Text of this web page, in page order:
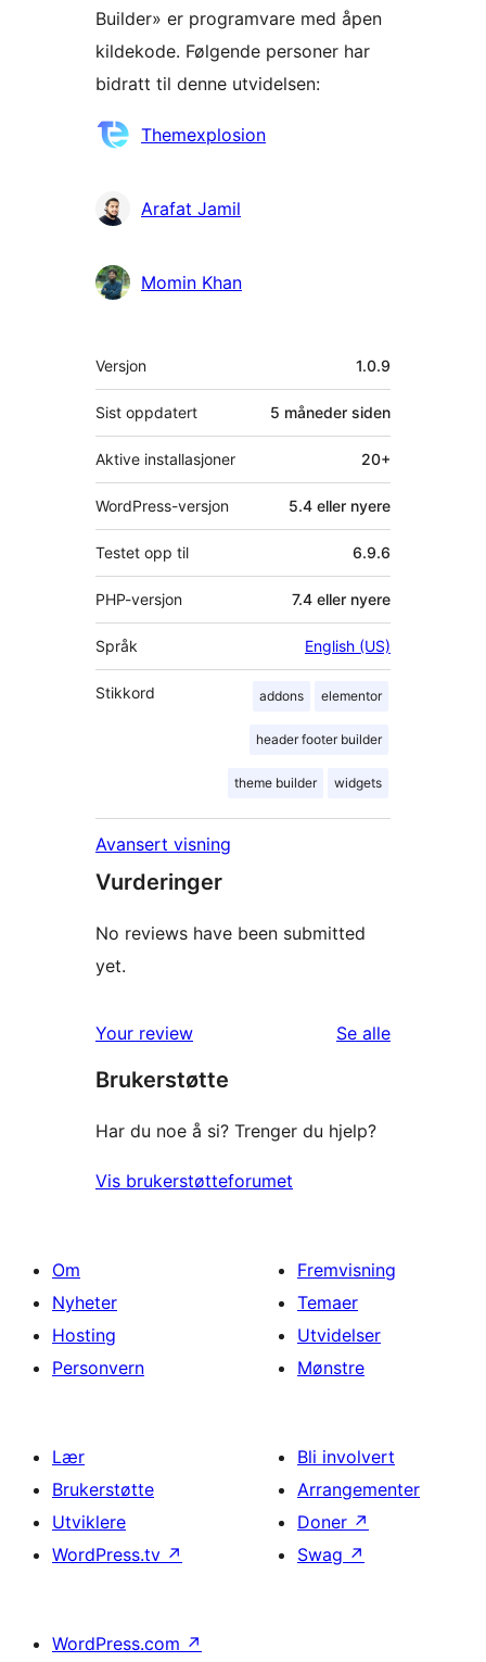
Builder» er programvare med åpen
kildekode. Følgende personer har
bidratt til denne utvidelsen:
Bidragsytere
Themexplosion
Arafat Jamil
Momin Khan
Meta
Versjon 1.0.9
Sist oppdatert 5 måneder siden
Aktive installasjoner 20+
WordPress-versjon 5.4 eller nyere
Testet opp til 6.9.6
PHP-versjon 7.4 eller nyere
Språk English (US)
Stikkord addons elementor
header footer builder
theme builder widgets
Avansert visning
Vurderinger
No reviews have been submitted
yet.
Your review Se alleomtalene
Brukerstøtte
Har du noe å si? Trenger du hjelp?
Vis brukerstøtteforumet
Om
Nyheter
Hosting
Personvern
Fremvisning
Temaer
Utvidelser
Mønstre
Lær
Brukerstøtte
Utviklere
WordPress.tv ↗
Bli involvert
Arrangementer
Doner ↗
Swag ↗
WordPress.com ↗